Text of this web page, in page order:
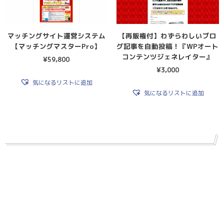
マッチングサイト運営システム
【マッチングマスターPro】
¥59,800
気になるリストに追加
【再販権付】わずらわしいブロ
グ記事を自動投稿！『WPオート
コンテンツジェネレイター』
¥3,000
気になるリストに追加